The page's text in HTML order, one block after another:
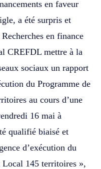
en faveur
a été surpris et
en finance
CREFDL mettre à la
sociaux un rapport
du Programme de
au cours d’une
16 mai à
qualifié biaisé et
d’exécution du
Local 145 territoires »,